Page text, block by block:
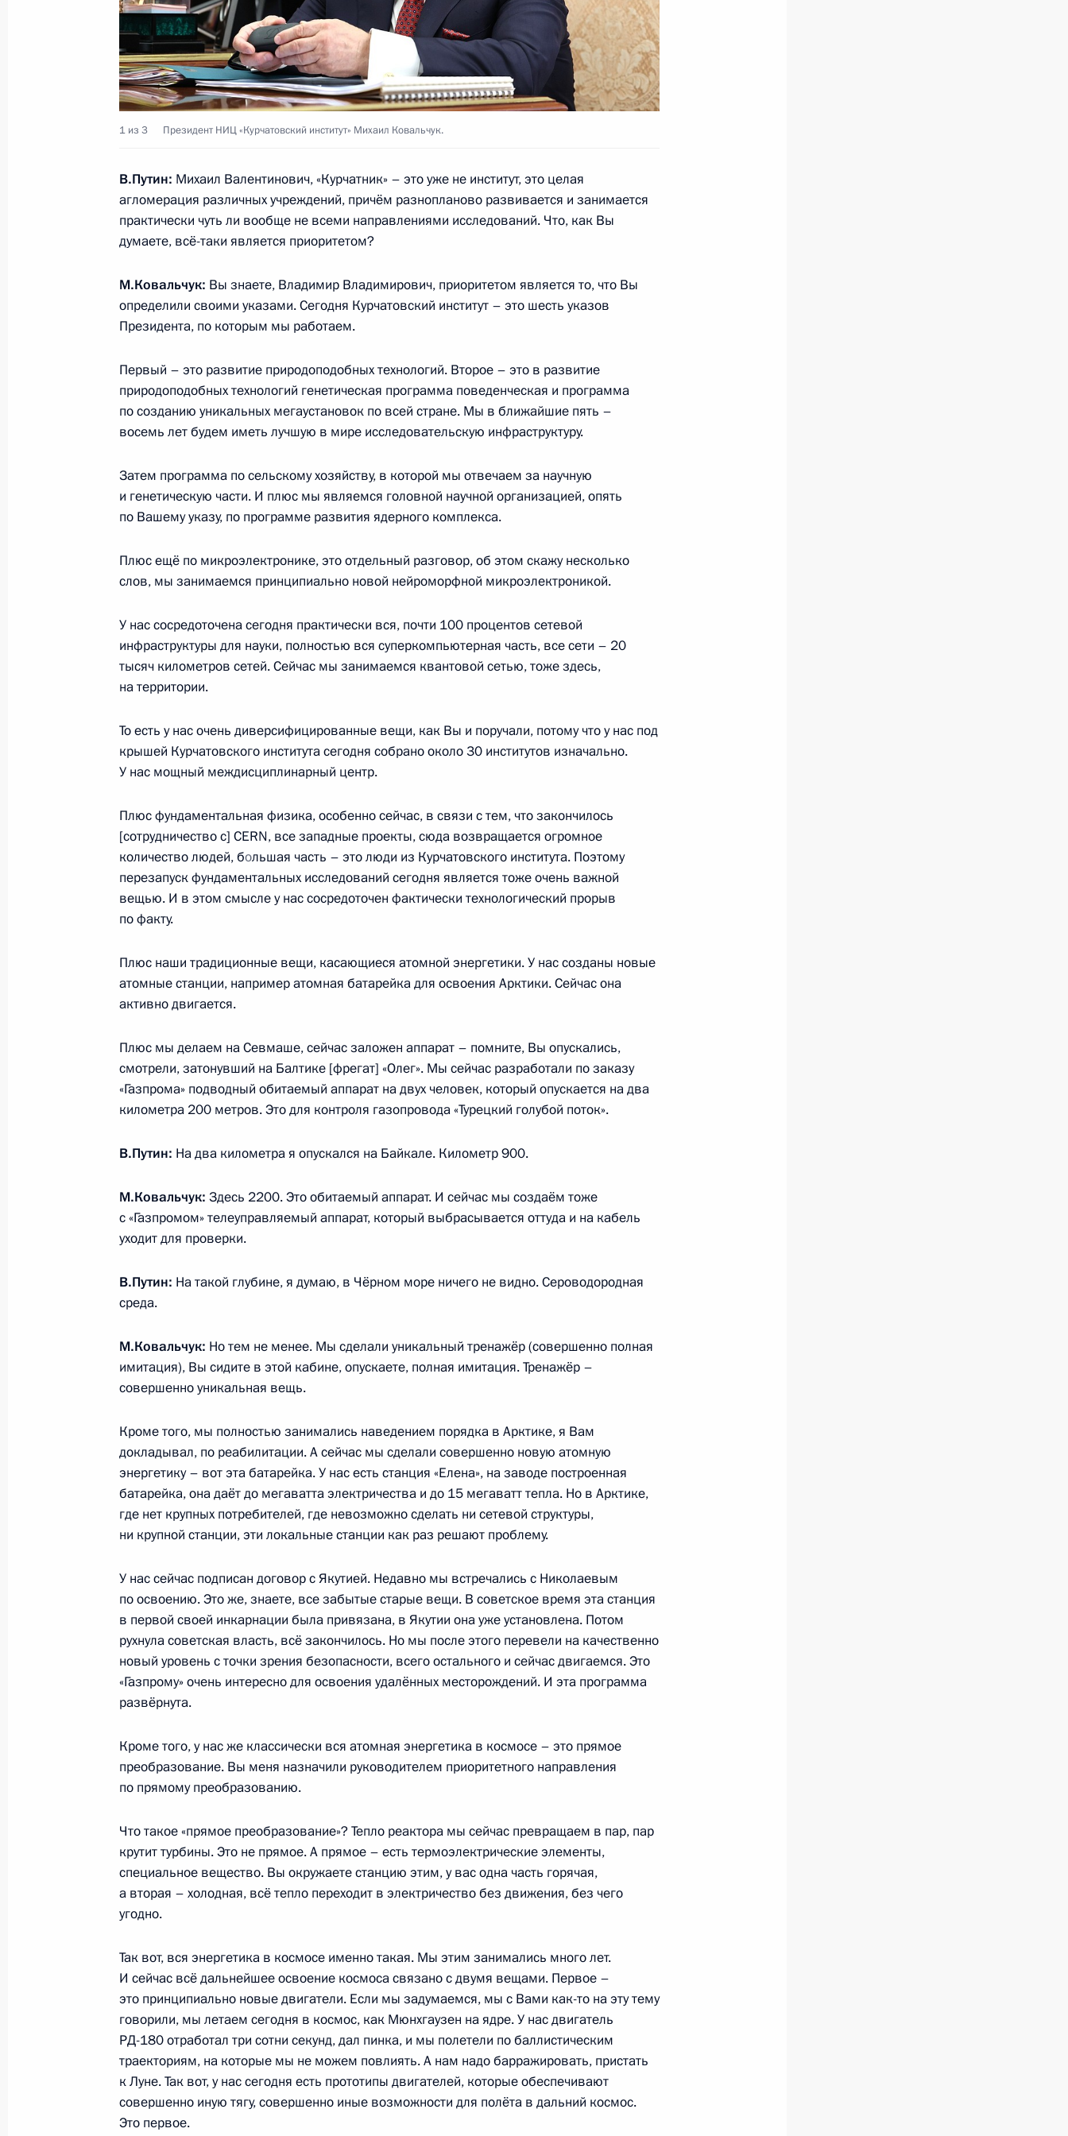
30 сентября 2024 года, понедельник
Открытие объектов социальной инфраструктуры в новых
регионах
55м
Видеообращение по случаю Дня воссоединения ДНР, ЛНР,
Запорожской и Херсонской областей с Россией
30 сентября 2024 года, 09:00
27 сентября 2024 года, пятница
27 сентября 2024 года, 13:30 Москва, Кремль
Переговоры с Президентом Экваториальной Гвинеи Теодоро
Обиангом Нгемой Мбасого
энергетическая неделя»
26 сентября 2024 года, 14:45 Москва
25 сентября 2024 года, среда
Заседание Постоянного совещания Совбеза по ядерному
сдерживанию
25 сентября 2024 года, 19:50 Москва, Кремль
Встреча с Председателем Великого национального собрания
Турции Нуманом Куртулмушем
26 сентября пройдут переговоры Владимира Путина
Нгемой Мбасого
25 сентября 2024 года, 16:30
Заседание Президиума Госсовета по вопросу развития экспорта
24 сентября 2024 года, вторник
Встреча с председателем правления Сбербанка Германом
Грефом
5
Встреча с руководителем Курчатовского института Михаилом
Ковальчуком
23 сентября 2024 года, 13:50 Москва, Кремль
Телефонный разговор с Президентом Туркменистана Сердаром
Бердымухамедовым
22 сентября 2024 года, 11:50
20 сентября 2024 года, пятница
Совещание с постоянными членами Совета Безопасности
20 сентября 2024 года, 13:30 Санкт-Петербург
3
19 сентября 2024 года, четверг
Заседание Военно-промышленной комиссии по вопросу
развития БПЛА специального назначения
Посещение Специального технологического центра
19 сентября 2024 года, 15:30
13
18 сентября 2024 года, среда
1 из 3 Президент НИЦ «Курчатовский институт» Михаил Ковальчук.
В.Путин: Михаил Валентинович, «Курчатник» – это уже не институт, это целая
агломерация различных учреждений, причём разнопланово развивается и занимается
практически чуть ли вообще не всеми направлениями исследований. Что, как Вы
думаете, всё-таки является приоритетом?
М.Ковальчук: Вы знаете, Владимир Владимирович, приоритетом является то, что Вы
определили своими указами. Сегодня Курчатовский институт – это шесть указов
Президента, по которым мы работаем.
Первый – это развитие природоподобных технологий. Второе – это в развитие
природоподобных технологий генетическая программа поведенческая и программа
по созданию уникальных мегаустановок по всей стране. Мы в ближайшие пять –
восемь лет будем иметь лучшую в мире исследовательскую инфраструктуру.
Затем программа по сельскому хозяйству, в которой мы отвечаем за научную
и генетическую части. И плюс мы являемся головной научной организацией, опять
по Вашему указу, по программе развития ядерного комплекса.
Плюс ещё по микроэлектронике, это отдельный разговор, об этом скажу несколько
слов, мы занимаемся принципиально новой нейроморфной микроэлектроникой.
У нас сосредоточена сегодня практически вся, почти 100 процентов сетевой
инфраструктуры для науки, полностью вся суперкомпьютерная часть, все сети – 20
тысяч километров сетей. Сейчас мы занимаемся квантовой сетью, тоже здесь,
на территории.
То есть у нас очень диверсифицированные вещи, как Вы и поручали, потому что у нас под
крышей Курчатовского института сегодня собрано около 30 институтов изначально.
У нас мощный междисциплинарный центр.
Плюс фундаментальная физика, особенно сейчас, в связи с тем, что закончилось
[сотрудничество с] CERN, все западные проекты, сюда возвращается огромное
количество людей, большая часть – это люди из Курчатовского института. Поэтому
перезапуск фундаментальных исследований сегодня является тоже очень важной
вещью. И в этом смысле у нас сосредоточен фактически технологический прорыв
по факту.
Плюс наши традиционные вещи, касающиеся атомной энергетики. У нас созданы новые
атомные станции, например атомная батарейка для освоения Арктики. Сейчас она
активно двигается.
Плюс мы делаем на Севмаше, сейчас заложен аппарат – помните, Вы опускались,
смотрели, затонувший на Балтике [фрегат] «Олег». Мы сейчас разработали по заказу
«Газпрома» подводный обитаемый аппарат на двух человек, который опускается на два
километра 200 метров. Это для контроля газопровода «Турецкий голубой поток».
В.Путин: На два километра я опускался на Байкале. Километр 900.
М.Ковальчук: Здесь 2200. Это обитаемый аппарат. И сейчас мы создаём тоже
с «Газпромом» телеуправляемый аппарат, который выбрасывается оттуда и на кабель
уходит для проверки.
В.Путин: На такой глубине, я думаю, в Чёрном море ничего не видно. Сероводородная
среда.
М.Ковальчук: Но тем не менее. Мы сделали уникальный тренажёр (совершенно полная
имитация), Вы сидите в этой кабине, опускаете, полная имитация. Тренажёр –
совершенно уникальная вещь.
Кроме того, мы полностью занимались наведением порядка в Арктике, я Вам
докладывал, по реабилитации. А сейчас мы сделали совершенно новую атомную
энергетику – вот эта батарейка. У нас есть станция «Елена», на заводе построенная
батарейка, она даёт до мегаватта электричества и до 15 мегаватт тепла. Но в Арктике,
где нет крупных потребителей, где невозможно сделать ни сетевой структуры,
ни крупной станции, эти локальные станции как раз решают проблему.
У нас сейчас подписан договор с Якутией. Недавно мы встречались с Николаевым
по освоению. Это же, знаете, все забытые старые вещи. В советское время эта станция
в первой своей инкарнации была привязана, в Якутии она уже установлена. Потом
рухнула советская власть, всё закончилось. Но мы после этого перевели на качественно
новый уровень с точки зрения безопасности, всего остального и сейчас двигаемся. Это
«Газпрому» очень интересно для освоения удалённых месторождений. И эта программа
развёрнута.
Кроме того, у нас же классически вся атомная энергетика в космосе – это прямое
преобразование. Вы меня назначили руководителем приоритетного направления
по прямому преобразованию.
Что такое «прямое преобразование»? Тепло реактора мы сейчас превращаем в пар, пар
крутит турбины. Это не прямое. А прямое – есть термоэлектрические элементы,
специальное вещество. Вы окружаете станцию этим, у вас одна часть горячая,
а вторая – холодная, всё тепло переходит в электричество без движения, без чего
угодно.
Так вот, вся энергетика в космосе именно такая. Мы этим занимались много лет.
И сейчас всё дальнейшее освоение космоса связано с двумя вещами. Первое –
это принципиально новые двигатели. Если мы задумаемся, мы с Вами как-то на эту тему
говорили, мы летаем сегодня в космос, как Мюнхгаузен на ядре. У нас двигатель
РД-180 отработал три сотни секунд, дал пинка, и мы полетели по баллистическим
траекториям, на которые мы не можем повлиять. А нам надо барражировать, пристать
к Луне. Так вот, у нас сегодня есть прототипы двигателей, которые обеспечивают
совершенно иную тягу, совершенно иные возможности для полёта в дальний космос.
Это первое.